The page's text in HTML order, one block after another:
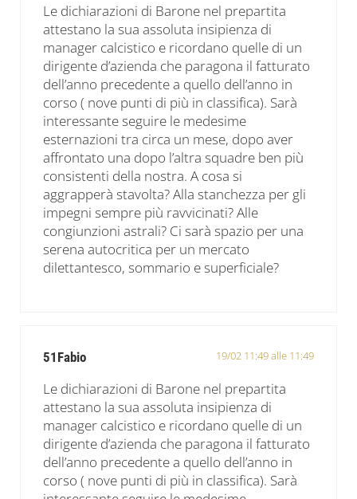
Le dichiarazioni di Barone nel prepartita
attestano la sua assoluta insipienza di
manager calcistico e ricordano quelle di un
dirigente d’azienda che paragona il fatturato
dell’anno precedente a quello dell’anno in
corso ( nove punti di più in classifica). Sarà
interessante seguire le medesime
esternazioni tra circa un mese, dopo aver
affrontato una dopo l’altra squadre ben più
consistenti della nostra. A cosa si
aggrapperà stavolta? Alla stanchezza per gli
impegni sempre più ravvicinati? Alle
congiunzioni astrali? Ci sarà spazio per una
serena autocritica per un mercato
dilettantesco, sommario e superficiale?
51Fabio 19/02 11:49 alle 11:49
Le dichiarazioni di Barone nel prepartita
attestano la sua assoluta insipienza di
manager calcistico e ricordano quelle di un
dirigente d’azienda che paragona il fatturato
dell’anno precedente a quello dell’anno in
corso ( nove punti di più in classifica). Sarà